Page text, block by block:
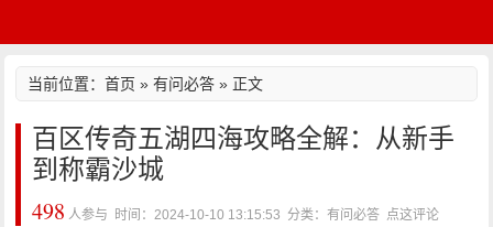
当前位置：首页 »有问必答 » 正文
百区传奇五湖四海攻略全解：从新手
到称霸沙城
498 人参与 时间：2024-10-10 13:15:53 分类：有问必答 点这评论